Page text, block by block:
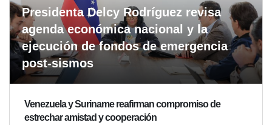
Presidenta Delcy Rodríguez revisa
agenda económica nacional y la
ejecución de fondos de emergencia
post-sismos
Venezuela y Suriname reafirman compromiso de
estrechar amistad y cooperación